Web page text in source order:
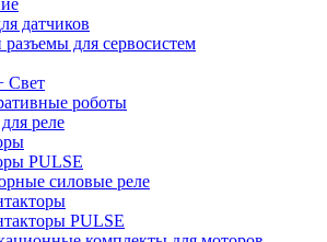
датчиков
для сервосистем
Свет
роботы
реле
PULSE
силовые реле
PULSE